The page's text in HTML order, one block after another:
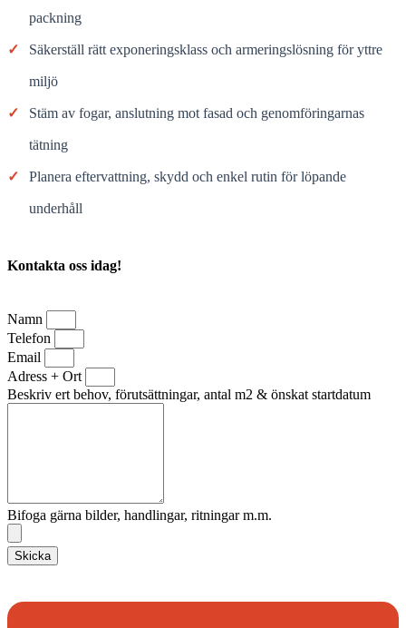
packning
✓ Säkerställ rätt exponeringsklass och armeringslösning för yttre
miljö
✓ Stäm av fogar, anslutning mot fasad och genomföringarnas
tätning
✓ Planera eftervattning, skydd och enkel rutin för löpande
underhåll
Kontakta oss idag!
Namn
Telefon
Email
Adress + Ort
Beskriv ert behov, förutsättningar, antal m2 & önskat startdatum
Bifoga gärna bilder, handlingar, ritningar m.m.
Skicka